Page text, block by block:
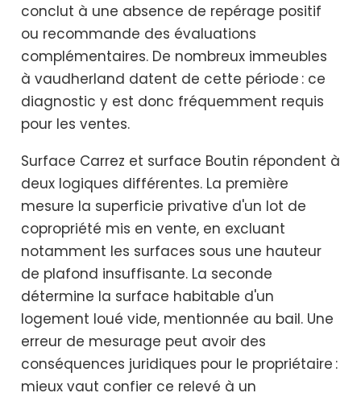
conclut à une absence de repérage positif
ou recommande des évaluations
complémentaires. De nombreux immeubles
à vaudherland datent de cette période : ce
diagnostic y est donc fréquemment requis
pour les ventes.
Surface Carrez et surface Boutin répondent à
deux logiques différentes. La première
mesure la superficie privative d'un lot de
copropriété mis en vente, en excluant
notamment les surfaces sous une hauteur
de plafond insuffisante. La seconde
détermine la surface habitable d'un
logement loué vide, mentionnée au bail. Une
erreur de mesurage peut avoir des
conséquences juridiques pour le propriétaire :
mieux vaut confier ce relevé à un